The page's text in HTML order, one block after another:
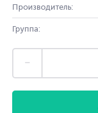
Производитель:
Группа: